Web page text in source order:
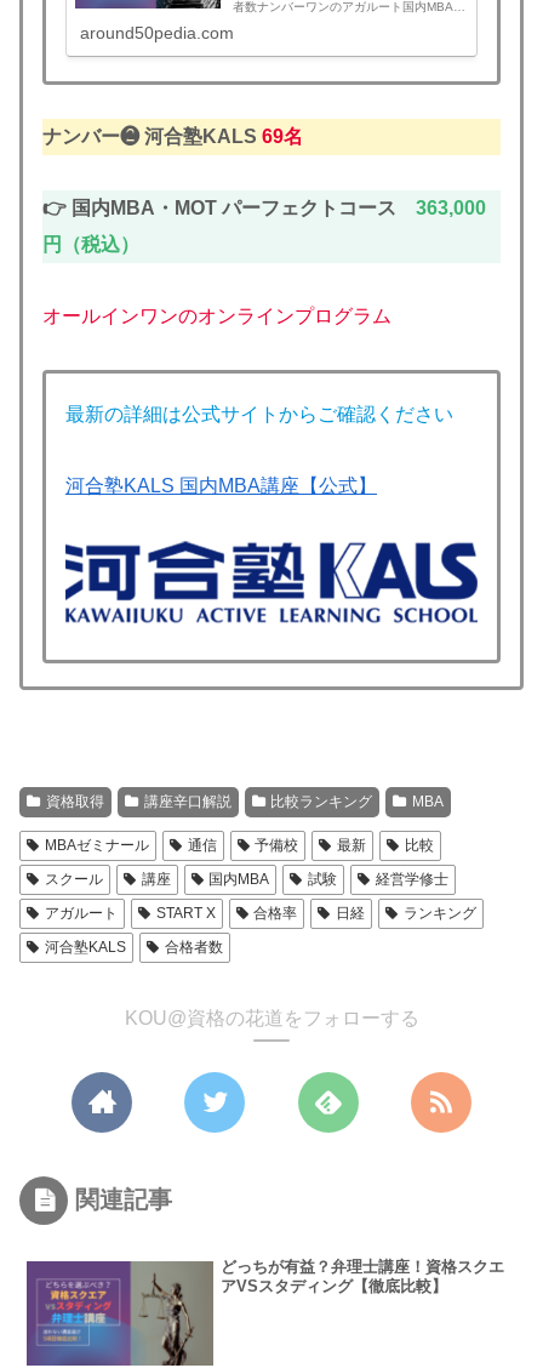
者数ナンバーワンのアガルート国内MBA試
飯野講師、メリット・デメリット、評判と
いわれる難関MBA試験にムダなく最短ルー
around50pedia.com
ナンバー❷河合塾KALS 69名
👉 国内MBA・MOT パーフェクトコース 363,000
円（税込）
オールインワンのオンラインプログラム
最新の詳細は公式サイトからご確認ください
河合塾KALS 国内MBA講座【公式】
資格取得 講座辛口解説 比較ランキング MBA
MBAゼミナール 通信 予備校 最新
比較
スクール
講座 国内MBA 試験
経営学修士
アガルート
START X 合格率 日経
ランキング
河合塾KALS
合格者数
KOU@資格の花道をフォローする
関連記事
どっちが有益？弁理士講座！資格スクエ
アVSスタディング【徹底比較】